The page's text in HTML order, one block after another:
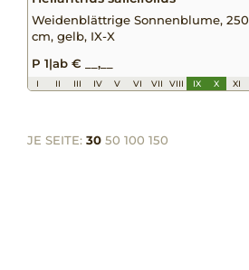
Weidenblättrige Sonnenblume, 250
cm, gelb, IX-X
P 1|ab € __,__
I II III IV V VI VII VIII IX X XI
JE SEITE: 30 50 100 150